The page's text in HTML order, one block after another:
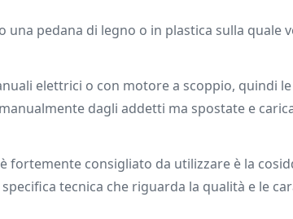
pedana di legno o in plastica sulla quale
elettrici o con motore a scoppio, quindi
dagli addetti ma spostate e
fortemente consigliato da utilizzare è la
specifica tecnica che riguarda la qualità e le